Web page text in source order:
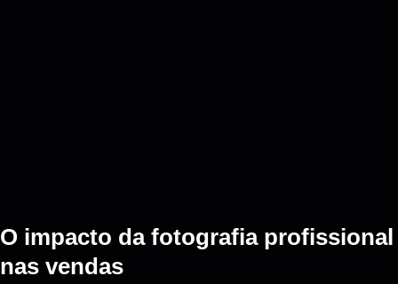
O impacto da fotografia profissional
nas vendas